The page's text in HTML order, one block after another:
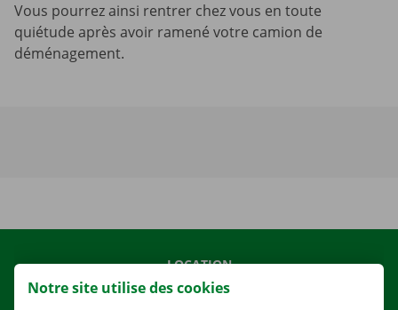
Vous pourrez ainsi rentrer chez vous en toute
quiétude après avoir ramené votre camion de
déménagement.
LOCATION
NOS VÉHICULES
Notre site utilise des cookies